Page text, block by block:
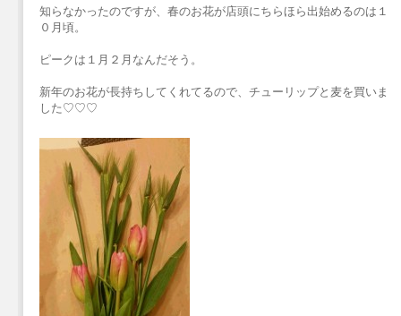
知らなかったのですが、春のお花が店頭にちらほら出始めるのは１
０月頃。
ピークは１月２月なんだそう。
新年のお花が長持ちしてくれてるので、チューリップと麦を買いま
した♡♡♡